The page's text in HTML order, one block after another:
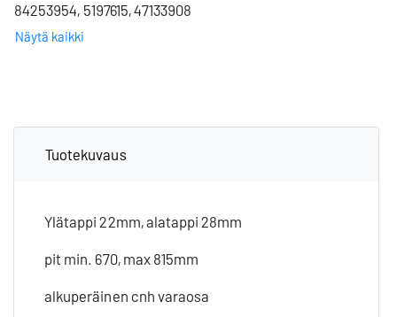
84253954, 5197615, 47133908
Näytä kaikki
Tuotekuvaus
Ylätappi 22mm, alatappi 28mm
pit min. 670, max 815mm
alkuperäinen cnh varaosa